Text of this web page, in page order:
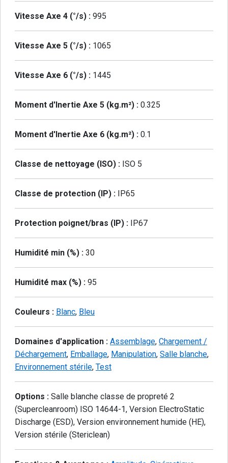
Vitesse Axe 4 (°/s) : 995
Vitesse Axe 5 (°/s) : 1065
Vitesse Axe 6 (°/s) : 1445
Moment d'Inertie Axe 5 (kg.m²) : 0.325
Moment d'Inertie Axe 6 (kg.m²) : 0.1
Classe de nettoyage (ISO) : ISO 5
Classe de protection (IP) : IP65
Protection poignet/bras (IP) : IP67
Humidité min (%) : 30
Humidité max (%) : 95
Couleurs : Blanc, Bleu
Domaines d'application : Assemblage, Chargement /
Déchargement, Emballage, Manipulation, Salle blanche,
Environnement stérile, Test
Options : Salle blanche classe de propreté 2
(Supercleanroom) ISO 14644-1, Version ElectroStatic
Discharge (ESD), Version environnement humide (HE),
Version stérile (Stericlean)